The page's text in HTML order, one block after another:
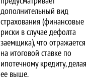
дополнительный вид
страхования (финансовые
риски в случае дефолта
заемщика), что отражается
на итоговой ставке по
ипотечному кредиту, делая
ее выше.